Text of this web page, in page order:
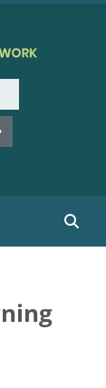
nhập
Tìm